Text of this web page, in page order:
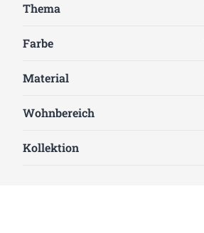
Thema
Farbe
Material
Wohnbereich
Kollektion